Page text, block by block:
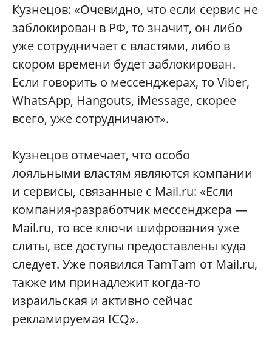
Кузнецов: «Очевидно, что если сервис не
заблокирован в РФ, то значит, он либо
уже сотрудничает с властями, либо в
скором времени будет заблокирован.
Если говорить о мессенджерах, то Viber,
WhatsApp, Hangouts, iMessage, скорее
всего, уже сотрудничают».
Кузнецов отмечает, что особо
лояльными властям являются компании
и сервисы, связанные с Mail.ru: «Если
компания-разработчик мессенджера —
Mail.ru, то все ключи шифрования уже
слиты, все доступы предоставлены куда
следует. Уже появился TamTam от Mail.ru,
также им принадлежит когда-то
израильская и активно сейчас
рекламируемая ICQ».